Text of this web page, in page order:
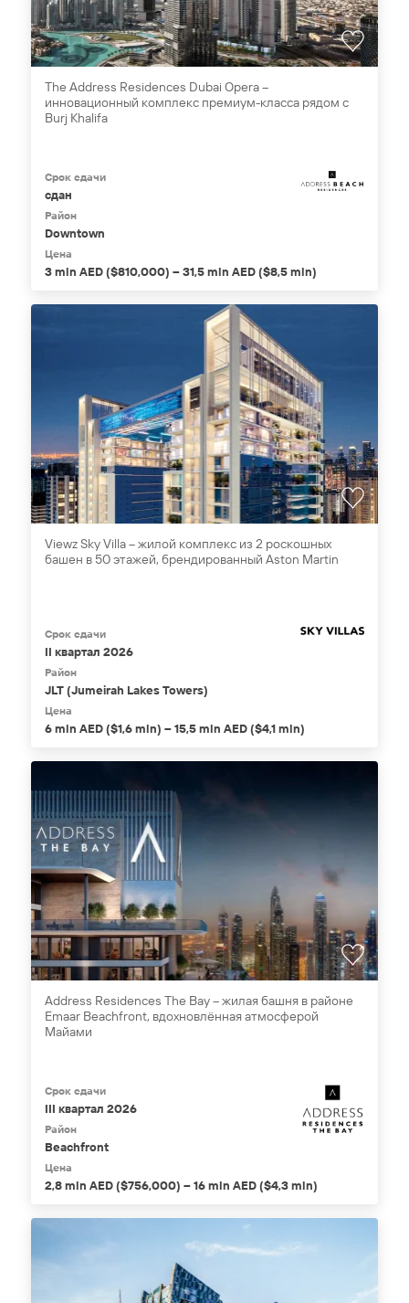
The Address Residences Dubai Opera –
инновационный комплекс премиум-класса рядом с
Burj Khalifa
Срок сдачи
сдан
Район
Downtown
Цена
3 mln AED ($810,000) – 31,5 mln AED ($8,5 mln)
Viewz Sky Villa – жилой комплекс из 2 роскошных
башен в 50 этажей, брендированный Aston Martin
Срок сдачи
II квартал 2026
Район
JLT (Jumeirah Lakes Towers)
Цена
6 mln AED ($1,6 mln) – 15,5 mln AED ($4,1 mln)
Address Residences The Bay – жилая башня в районе
Emaar Beachfront, вдохновлённая атмосферой
Майами
Срок сдачи
III квартал 2026
Район
Beachfront
Цена
2,8 mln AED ($756,000) – 16 mln AED ($4,3 mln)